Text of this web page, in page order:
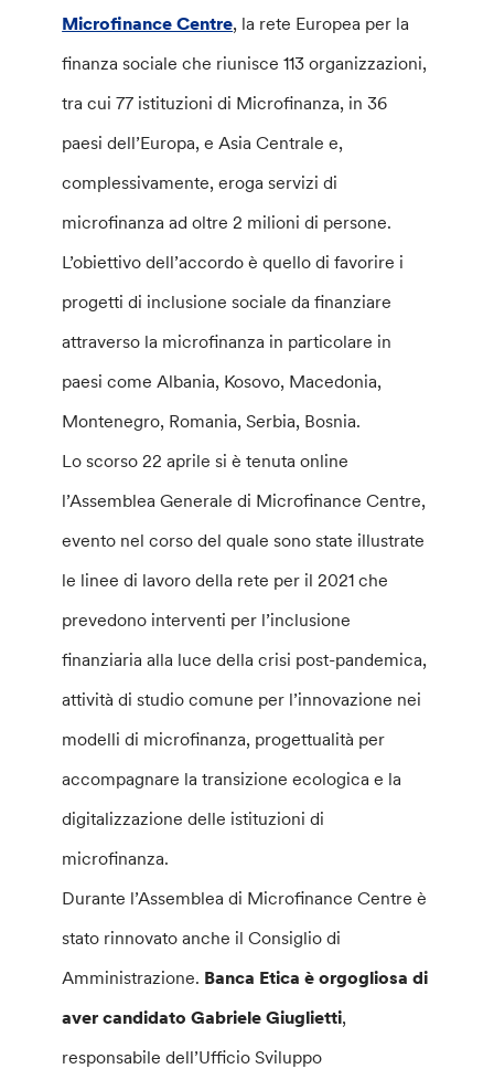
Microfinance Centre, la rete Europea per la
finanza sociale che riunisce 113 organizzazioni,
tra cui 77 istituzioni di Microfinanza, in 36
paesi dell’Europa, e Asia Centrale e,
complessivamente, eroga servizi di
microfinanza ad oltre 2 milioni di persone.
L’obiettivo dell’accordo è quello di favorire i
progetti di inclusione sociale da finanziare
attraverso la microfinanza in particolare in
paesi come Albania, Kosovo, Macedonia,
Montenegro, Romania, Serbia, Bosnia.
Lo scorso 22 aprile si è tenuta online
l’Assemblea Generale di Microfinance Centre,
evento nel corso del quale sono state illustrate
le linee di lavoro della rete per il 2021 che
prevedono interventi per l’inclusione
finanziaria alla luce della crisi post-pandemica,
attività di studio comune per l’innovazione nei
modelli di microfinanza, progettualità per
accompagnare la transizione ecologica e la
digitalizzazione delle istituzioni di
microfinanza.
Durante l’Assemblea di Microfinance Centre è
stato rinnovato anche il Consiglio di
Amministrazione. Banca Etica è orgogliosa di
aver candidato Gabriele Giuglietti,
responsabile dell’Ufficio Sviluppo